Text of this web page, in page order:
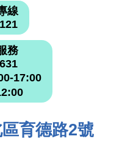
線
務
17:00
育德路2號